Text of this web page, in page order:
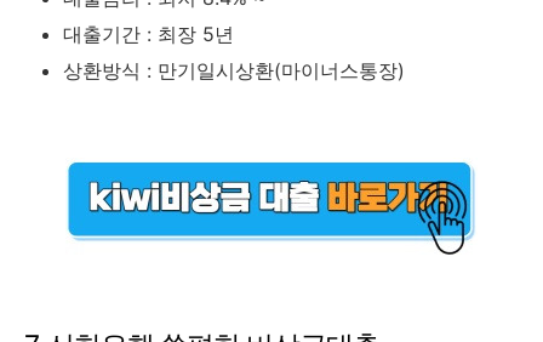
대출기간 : 최장 5년
상환방식 : 만기일시상환(마이너스통장)